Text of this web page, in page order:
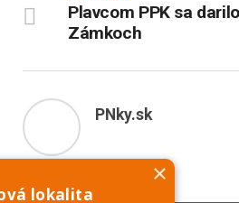
Plavcom PPK sa
Zámkoch
PNky.sk
×
lokalita